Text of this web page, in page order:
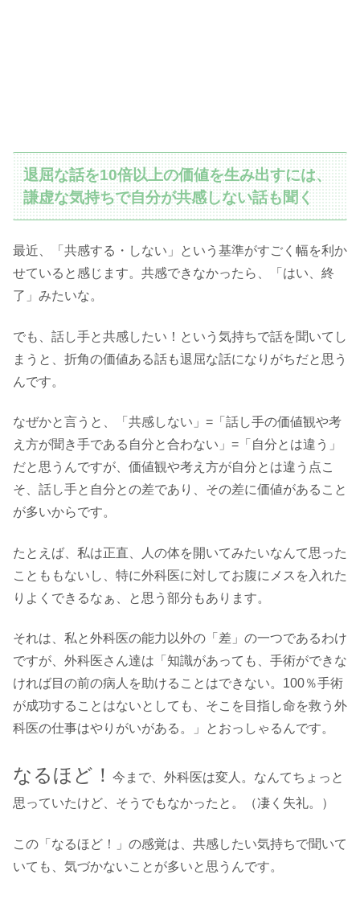
退屈な話を10倍以上の価値を生み出すには、
謙虚な気持ちで自分が共感しない話も聞く
最近、「共感する・しない」という基準がすごく幅を利か
せていると感じます。共感できなかったら、「はい、終
了」みたいな。
でも、話し手と共感したい！という気持ちで話を聞いてし
まうと、折角の価値ある話も退屈な話になりがちだと思う
んです。
なぜかと言うと、「共感しない」=「話し手の価値観や考
え方が聞き手である自分と合わない」=「自分とは違う」
だと思うんですが、価値観や考え方が自分とは違う点こ
そ、話し手と自分との差であり、その差に価値があること
が多いからです。
たとえば、私は正直、人の体を開いてみたいなんて思った
ことももないし、特に外科医に対してお腹にメスを入れた
りよくできるなぁ、と思う部分もあります。
それは、私と外科医の能力以外の「差」の一つであるわけ
ですが、外科医さん達は「知識があっても、手術ができな
ければ目の前の病人を助けることはできない。100％手術
が成功することはないとしても、そこを目指し命を救う外
科医の仕事はやりがいがある。」とおっしゃるんです。
なるほど！ 今まで、外科医は変人。なんてちょっと
思っていたけど、そうでもなかったと。（凄く失礼。）
この「なるほど！」の感覚は、共感したい気持ちで聞いて
いても、気づかないことが多いと思うんです。